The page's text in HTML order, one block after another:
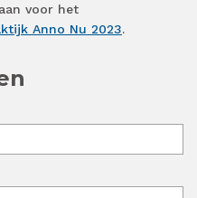
voor het
Anno Nu 2023.